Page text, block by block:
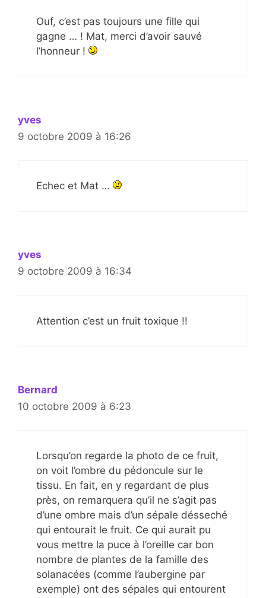
Ouf, c’est pas toujours une fille qui
gagne … ! Mat, merci d’avoir sauvé
l’honneur !
yves
9 octobre 2009 à 16:26
Echec et Mat …
yves
9 octobre 2009 à 16:34
Attention c’est un fruit toxique !!
Bernard
10 octobre 2009 à 6:23
Lorsqu’on regarde la photo de ce fruit,
on voit l’ombre du pédoncule sur le
tissu. En fait, en y regardant de plus
près, on remarquera qu’il ne s’agit pas
d’une ombre mais d’un sépale désseché
qui entourait le fruit. Ce qui aurait pu
vous mettre la puce à l’oreille car bon
nombre de plantes de la famille des
solanacées (comme l’aubergine par
exemple) ont des sépales qui entourent